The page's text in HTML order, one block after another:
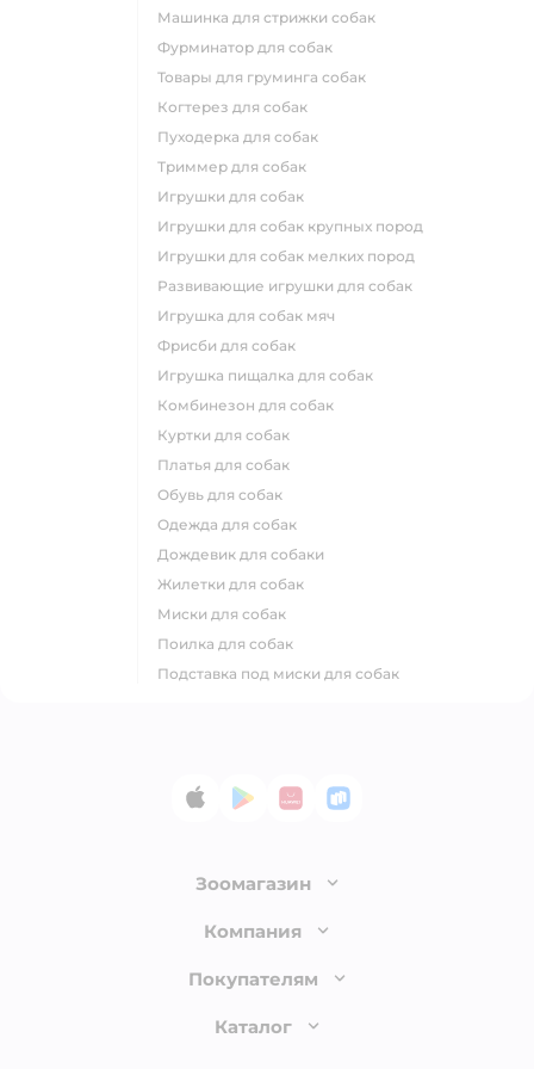
машинка для стрижки собак
фурминатор для собак
товары для груминга собак
когтерез для собак
пуходерка для собак
триммер для собак
игрушки для собак
игрушки для собак крупных пород
игрушки для собак мелких пород
развивающие игрушки для собак
игрушка для собак мяч
фрисби для собак
игрушка пищалка для собак
комбинезон для собак
куртки для собак
платья для собак
обувь для собак
одежда для собак
дождевик для собаки
жилетки для собак
миски для собак
поилка для собак
подставка под миски для собак
App StoreGoogle Play
AppGallery
RuStore
Зоомагазин
Лицензия
Доставка и оплата
Обмен и возврат товара
Компания
О компании
Покупателям
Бонусные карты
Каталог